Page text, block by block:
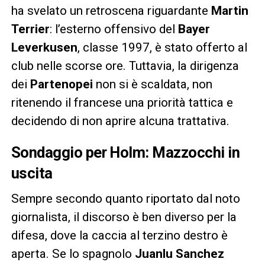
ha svelato un retroscena riguardante Martin
Terrier: l’esterno offensivo del Bayer
Leverkusen, classe 1997, è stato offerto al
club nelle scorse ore. Tuttavia, la dirigenza
dei Partenopei non si è scaldata, non
ritenendo il francese una priorità tattica e
decidendo di non aprire alcuna trattativa.
Sondaggio per Holm: Mazzocchi in
uscita
Sempre secondo quanto riportato dal noto
giornalista, il discorso è ben diverso per la
difesa, dove la caccia al terzino destro è
aperta. Se lo spagnolo Juanlu Sanchez